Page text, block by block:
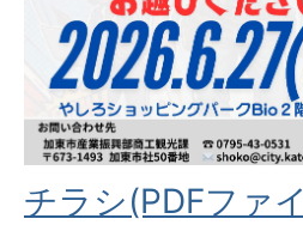
チラシ(PDFファイ